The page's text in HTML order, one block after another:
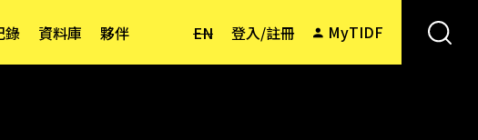
EN 登入/註冊 MyTIDF
錄 資料庫 夥伴